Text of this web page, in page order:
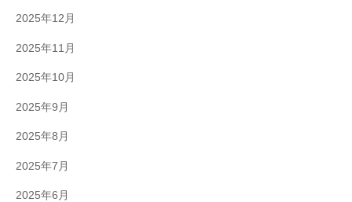
2025年12月
2025年11月
2025年10月
2025年9月
2025年8月
2025年7月
2025年6月